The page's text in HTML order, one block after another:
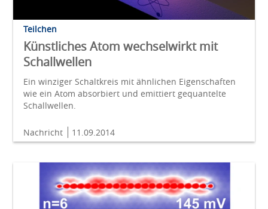
Teilchen
Künstliches Atom wechselwirkt mit
Schallwellen
Ein winziger Schaltkreis mit ähnlichen Eigenschaften
wie ein Atom absorbiert und emittiert gequantelte
Schallwellen.
Nachricht 11.09.2014